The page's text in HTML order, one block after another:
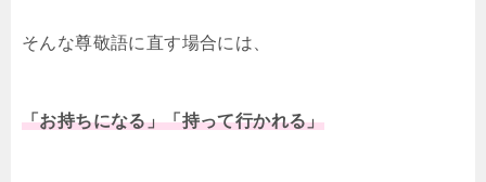
そんな尊敬語に直す場合には、
「お持ちになる」「持って行かれる」